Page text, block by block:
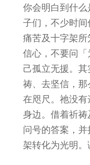
你会明白到什
子们，不少时间
痛苦及十字架
信心，不要问
己孤立无援。
祷、去坚信，
在咫尺。祂没
身边。借着祈
问号的答案，
架转化为光明